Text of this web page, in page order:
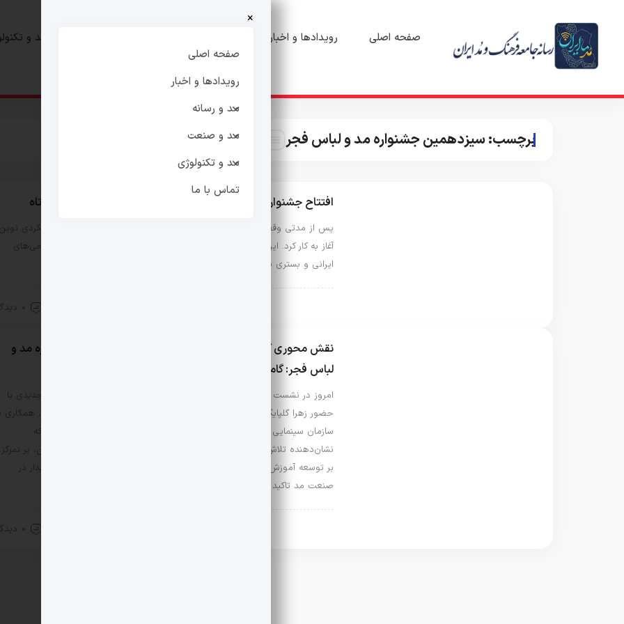
صفحه اصلی رویدادها و اخبار مد و
×
صفحه اصلی
رویدادها و اخبار
مد و رسانه
مد و صنعت
مد و تکنولوژی
تماس با ما
برچسب:سیزدهمین جشنواره مد و لباس فجر
افتتاح جشنواره مد و لباس: بازگشتی پرانرژی پس از نفس‌گیری کوتاه
پس از مدتی وقفه در برگزاری، جشنواره مد و لباس فجر با انرژی‌ای تازه و رویکردی نوین
آغاز به کار کرد. این رویداد فرصتی است برای نمایش خلاقیت و نوآوری در طراحی‌های
ایرانی و بستری برای تبادل ایده‌ها بین دست‌اندرکاران صنعت مد و لباس
0 دیدگاه
نقش محوری کارگروه ساماندهی مد و لباس در سیزدهمین جشنواره مد و
لباس فجر: گامی جدید در صنعت مد ایران
امروز در نشست خبری سیزدهمین جشنواره بین المللی مد و لباس ، جزئیات جدیدی با
حضور زهرا گلپایگانی و محسن گرجی اعلام شد. از مهم‌ترین اخبار این نشست، همکاری
سازمان سینمایی برای اهدای جوایز به برترین طراحی‌های لباس سینمایی بود که
نشان‌دهنده تلاش برای تقویت رابطه بین صنعت مد و سینما است. علاوه‌براین، بر تمرکز
بر توسعه آموزش‌ها و استفاده از پتانسیل بخش خصوصی برای ایجاد رشد پایدار در
صنعت مد تاکید شد.
0 دیدگاه